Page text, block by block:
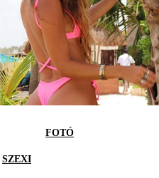
FOTÓ
SZEXI